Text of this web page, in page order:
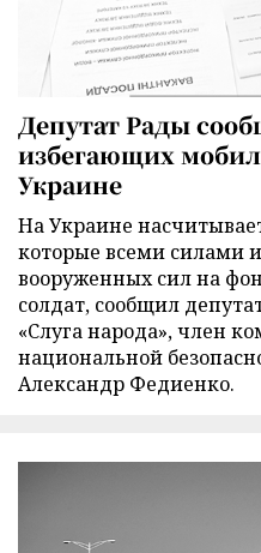
Депутат Рады
избегающих
Украине
На Украине
которые всеми силами
вооруженных сил на
солдат, сообщил
«Слуга народа», член
национальной
Александр Федиенко.